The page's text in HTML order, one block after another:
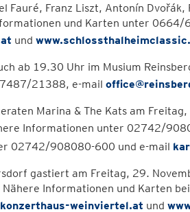
Fauré, Franz Liszt, Antonín
und Karten unter 0664/
und
ab 19.30 Uhr im Musium
21388, e-mail
Marina & The Kats am
Informationen unter 02742/
02742/908080-600 und e-mail
gastiert am Freitag, 29.
Nähere Informationen und Karten
weinviertel.at und